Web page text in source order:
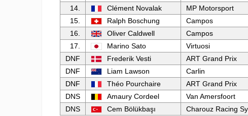
14.
Clément Novalak MP Motorsport
15.
Ralph Boschung Campos
16.
Oliver Caldwell Campos
17.
Marino Sato Virtuosi
DNF
Frederik Vesti ART Grand Prix
DNF
Liam Lawson Carlin
DNF
Théo Pourchaire ART Grand Prix
DNS
Amaury Cordeel Van Amersfoort
DNS
Cem Bölükbaşı Charouz Racing